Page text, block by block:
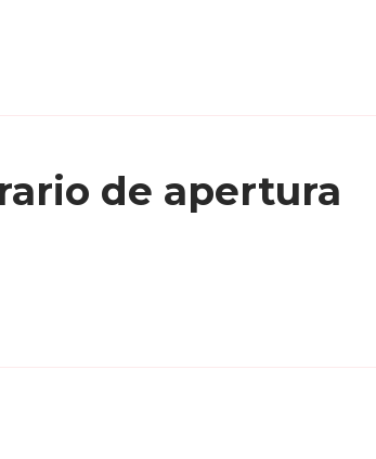
de apertura